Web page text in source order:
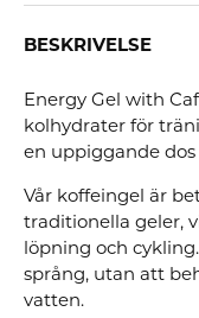
BESKRIVELSE
Energy Gel with
kolhydrater för
en uppiggande dos
Vår koffeingel är
traditionella geler,
löpning och
språng, utan att
vatten.